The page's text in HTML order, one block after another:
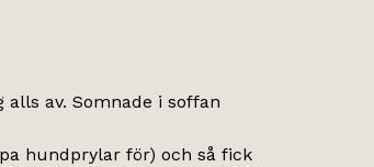
av. Somnade i soffan
hundprylar för) och så fick